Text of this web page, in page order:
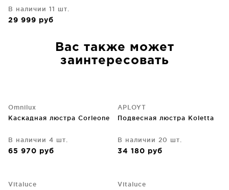
В наличии 11 шт.
29 999 руб
Вас также может
заинтересовать
Omnilux
Каскадная люстра Corleone
В наличии 4 шт.
65 970 руб
APLOYT
Подвесная люстра Koletta
В наличии 20 шт.
34 180 руб
Vitaluce
Vitaluce